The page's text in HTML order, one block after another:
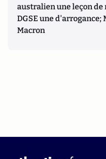
australien une leçon de
DGSE une
Macron